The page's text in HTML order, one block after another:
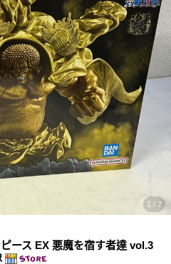
1 / 7
ース EX 悪魔を宿す者達 vol.3